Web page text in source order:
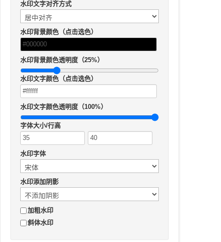
水印文字对齐方式
水印背景颜色（点击选色）
水印背景颜色透明度（25%）
水印文字颜色（点击选色）
水印文字颜色透明度（100%）
字体大小/行高
水印字体
水印添加阴影
加粗水印
斜体水印